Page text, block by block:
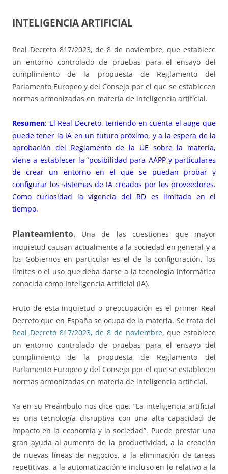
INTELIGENCIA ARTIFICIAL
Real Decreto 817/2023, de 8 de noviembre, que establece
un entorno controlado de pruebas para el ensayo del
cumplimiento de la propuesta de Reglamento del
Parlamento Europeo y del Consejo por el que se establecen
normas armonizadas en materia de inteligencia artificial.
Resumen: El Real Decreto, teniendo en cuenta el auge que
puede tener la IA en un futuro próximo, y a la espera de la
aprobación del Reglamento de la UE sobre la materia,
viene a establecer la `posibilidad para AAPP y particulares
de crear un entorno en el que se puedan probar y
configurar los sistemas de IA creados por los proveedores.
Como curiosidad la vigencia del RD es limitada en el
tiempo.
Planteamiento. Una de las cuestiones que mayor
inquietud causan actualmente a la sociedad en general y a
los Gobiernos en particular es el de la configuración, los
límites o el uso que deba darse a la tecnología informática
conocida como Inteligencia Artificial (IA).
Fruto de esta inquietud o preocupación es el primer Real
Decreto que en España se ocupa de la materia. Se trata del
Real Decreto 817/2023, de 8 de noviembre, que establece
un entorno controlado de pruebas para el ensayo del
cumplimiento de la propuesta de Reglamento del
Parlamento Europeo y del Consejo por el que se establecen
normas armonizadas en materia de inteligencia artificial.
Ya en su Preámbulo nos dice que, “La inteligencia artificial
es una tecnología disruptiva con una alta capacidad de
impacto en la economía y la sociedad”. Puede prestar una
gran ayuda al aumento de la productividad, a la creación
de nuevas líneas de negocios, a la eliminación de tareas
repetitivas, a la automatización e incluso en lo relativo a la